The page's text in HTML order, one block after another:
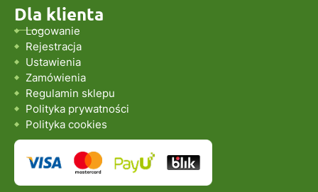
Dla klienta
Logowanie
Rejestracja
Ustawienia
Zamówienia
Regulamin sklepu
Polityka prywatności
Polityka cookies